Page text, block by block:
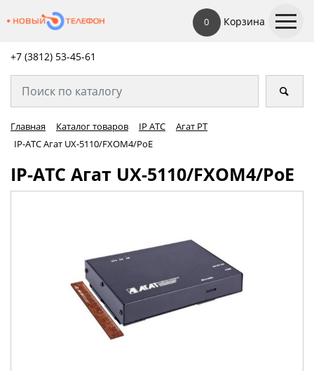
0 Корзина
+7 (3812) 53-45-61
Главная Каталог товаров IP АТС
Агат РТ
IP-АТС Агат UX-5110/FXOM4/PoE
IP-АТС Агат UX-5110/FXOM4/PoE